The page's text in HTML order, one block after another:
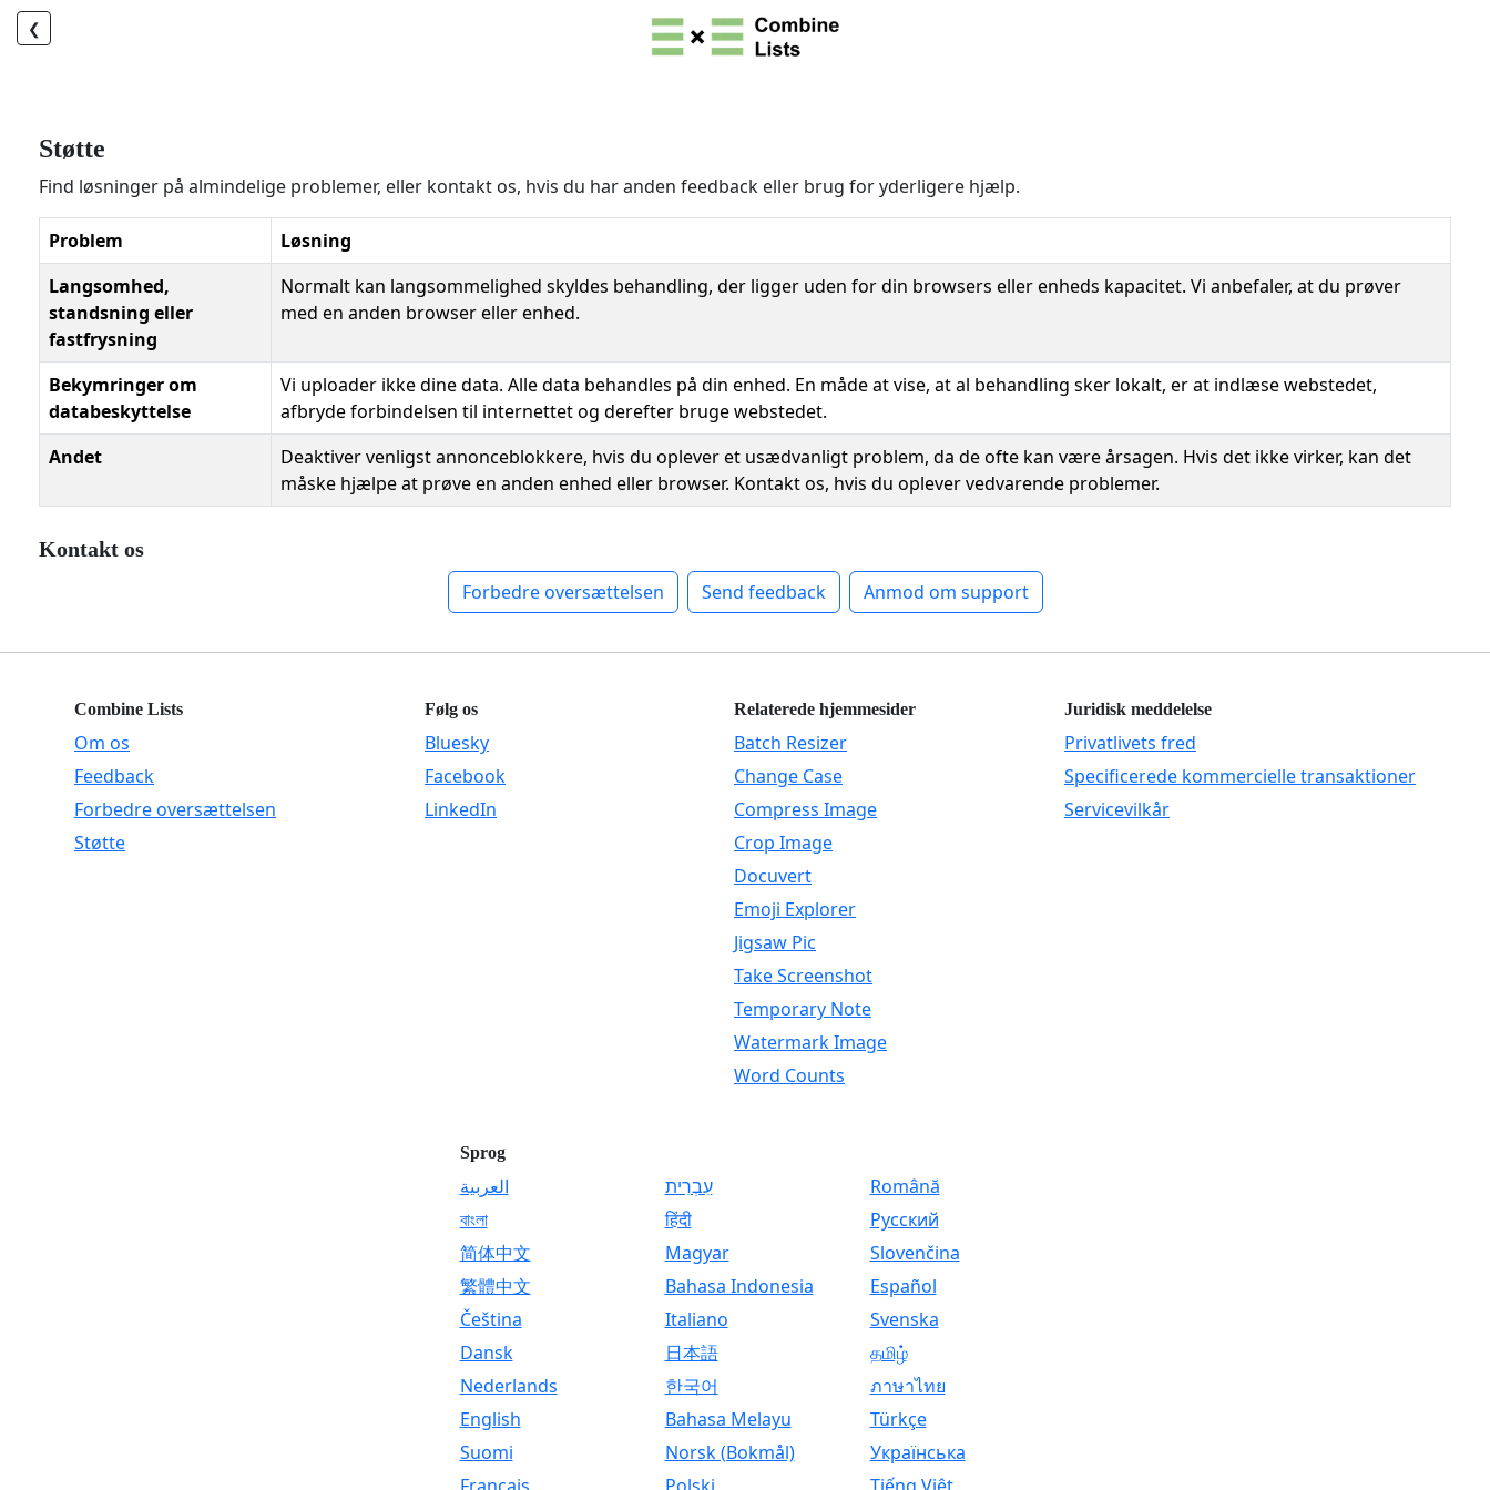
❮
Støtte
Find løsninger på almindelige problemer, eller kontakt os, hvis du har anden feedback eller brug for yderligere hjælp.
Problem
Løsning
Langsomhed,
standsning eller
fastfrysning
Normalt kan langsommelighed skyldes behandling, der ligger uden for din browsers eller enheds kapacitet. Vi anbefaler, at du prøver
med en anden browser eller enhed.
Bekymringer om
databeskyttelse
Vi uploader ikke dine data. Alle data behandles på din enhed. En måde at vise, at al behandling sker lokalt, er at indlæse webstedet,
afbryde forbindelsen til internettet og derefter bruge webstedet.
Andet
Deaktiver venligst annonceblokkere, hvis du oplever et usædvanligt problem, da de ofte kan være årsagen. Hvis det ikke virker, kan det
måske hjælpe at prøve en anden enhed eller browser. Kontakt os, hvis du oplever vedvarende problemer.
Kontakt os
Forbedre oversættelsen
Send feedback Anmod om support
Combine Lists
Om os
Feedback
Forbedre oversættelsen
Støtte
Følg os
Bluesky
Facebook
LinkedIn
Relaterede hjemmesider
Batch Resizer
Change Case
Compress Image
Crop Image
Docuvert
Emoji Explorer
Jigsaw Pic
Take Screenshot
Temporary Note
Watermark Image
Word Counts
Juridisk meddelelse
Privatlivets fred
Specificerede kommercielle transaktioner
Servicevilkår
Sprog
العربية
বাংলা
简体中文
繁體中文
Čeština
Dansk
Nederlands
English
Suomi
עִבְרִית
हिंदी
Magyar
Bahasa Indonesia
Italiano
日本語
한국어
Bahasa Melayu
Norsk (Bokmål)
Română
Русский
Slovenčina
Español
Svenska
தமிழ்
ภาษาไทย
Türkçe
Українська